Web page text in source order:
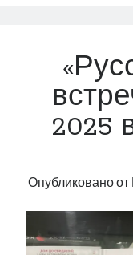
2025
Опубликовано от